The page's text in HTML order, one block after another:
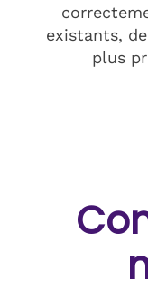
existants,
plus